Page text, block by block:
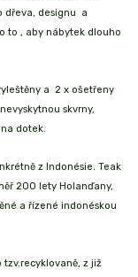
dřeva, designu a
to , aby nábytek dlouho
a 2 x ošetřeny
skvrny,
dotek.
z Indonésie. Teak
200 lety Holanďany,
a řízené indonéskou
z již